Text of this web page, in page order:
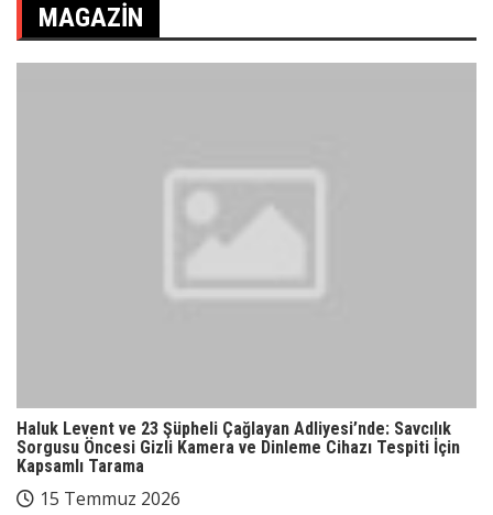
MAGAZIN
Haluk Levent ve 23 Şüpheli Çağlayan Adliyesi’nde: Savcılık
Sorgusu Öncesi Gizli Kamera ve Dinleme Cihazı Tespiti İçin
Kapsamlı Tarama
15 Temmuz 2026